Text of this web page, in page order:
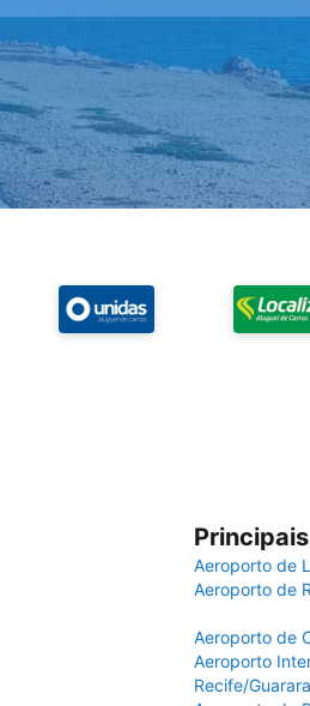
Aeroporto de
Aeroporto de
Aeroporto de
Aeroporto
Recife/